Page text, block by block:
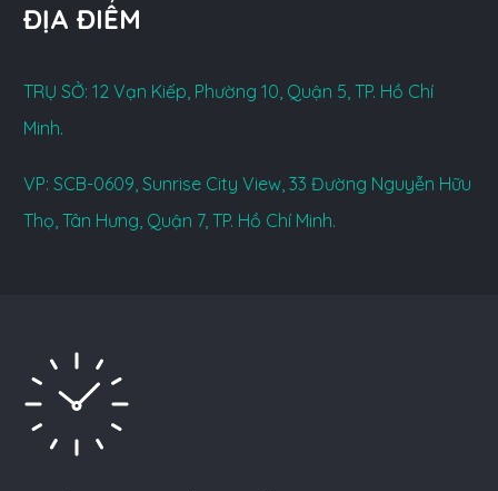
ĐỊA ĐIỂM
TRỤ SỞ: 12 Vạn Kiếp, Phường 10, Quận 5, TP. Hồ Chí
Minh.
VP: SCB-0609, Sunrise City View, 33 Đường Nguyễn Hữu
Thọ, Tân Hưng, Quận 7, TP. Hồ Chí Minh.